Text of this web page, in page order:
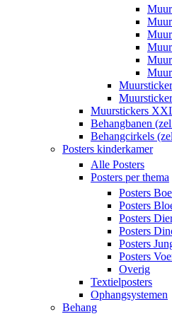
Muurstickers
Behangbanen
Behangcirkels
Posters kinderkamer
Alle Posters
Posters per thema
Posters
Posters
Posters
Posters
Posters
Posters
Overig
Textielposters
Ophangsystemen
Behang